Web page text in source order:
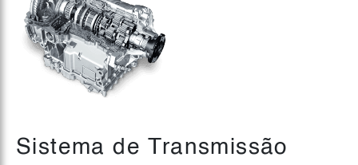
Sistema de Transmissão